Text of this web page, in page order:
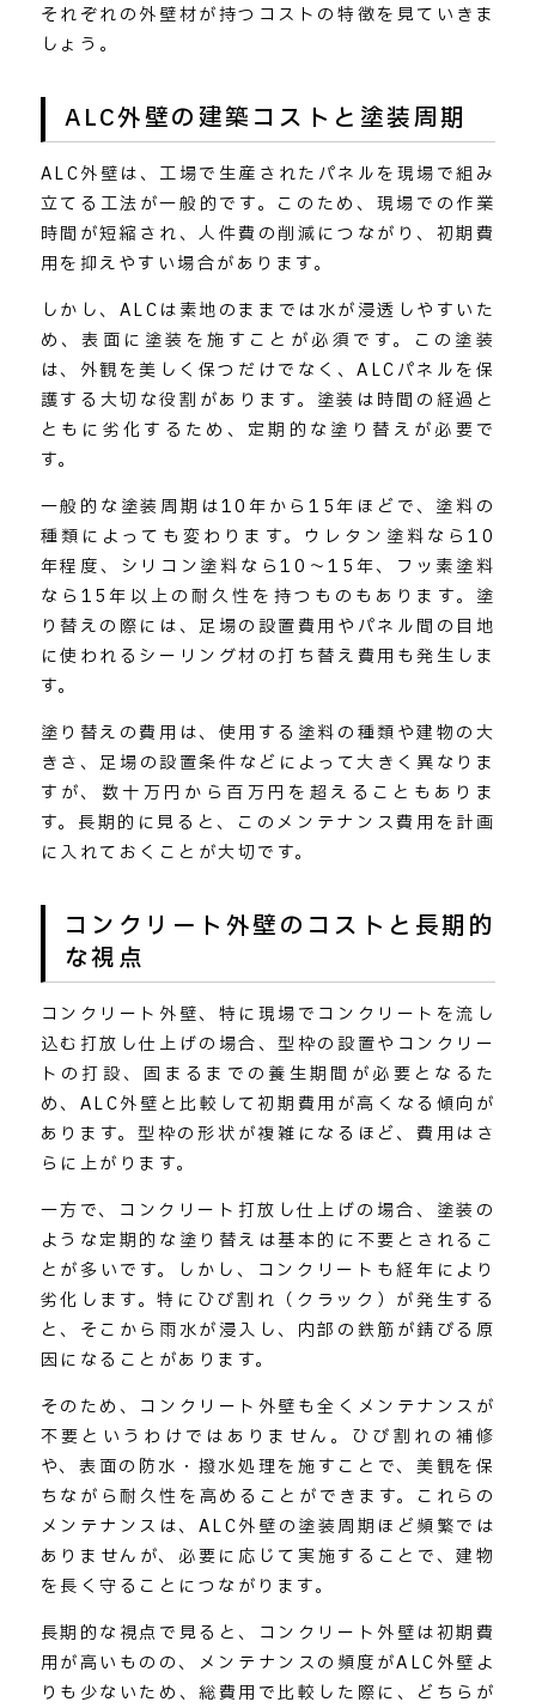
それぞれの外壁材が持つコストの特徴を見ていきま
しょう。
ALC外壁の建築コストと塗装周期
ALC外壁は、工場で生産されたパネルを現場で組み
立てる工法が一般的です。このため、現場での作業
時間が短縮され、人件費の削減につながり、初期費
用を抑えやすい場合があります。
しかし、ALCは素地のままでは水が浸透しやすいた
め、表面に塗装を施すことが必須です。この塗装
は、外観を美しく保つだけでなく、ALCパネルを保
護する大切な役割があります。塗装は時間の経過と
ともに劣化するため、定期的な塗り替えが必要で
す。
一般的な塗装周期は10年から15年ほどで、塗料の
種類によっても変わります。ウレタン塗料なら10
年程度、シリコン塗料なら10〜15年、フッ素塗料
なら15年以上の耐久性を持つものもあります。塗
り替えの際には、足場の設置費用やパネル間の目地
に使われるシーリング材の打ち替え費用も発生しま
す。
塗り替えの費用は、使用する塗料の種類や建物の大
きさ、足場の設置条件などによって大きく異なりま
すが、数十万円から百万円を超えることもありま
す。長期的に見ると、このメンテナンス費用を計画
に入れておくことが大切です。
コンクリート外壁のコストと長期的
な視点
コンクリート外壁、特に現場でコンクリートを流し
込む打放し仕上げの場合、型枠の設置やコンクリー
トの打設、固まるまでの養生期間が必要となるた
め、ALC外壁と比較して初期費用が高くなる傾向が
あります。型枠の形状が複雑になるほど、費用はさ
らに上がります。
一方で、コンクリート打放し仕上げの場合、塗装の
ような定期的な塗り替えは基本的に不要とされるこ
とが多いです。しかし、コンクリートも経年により
劣化します。特にひび割れ（クラック）が発生する
と、そこから雨水が浸入し、内部の鉄筋が錆びる原
因になることがあります。
そのため、コンクリート外壁も全くメンテナンスが
不要というわけではありません。ひび割れの補修
や、表面の防水・撥水処理を施すことで、美観を保
ちながら耐久性を高めることができます。これらの
メンテナンスは、ALC外壁の塗装周期ほど頻繁では
ありませんが、必要に応じて実施することで、建物
を長く守ることにつながります。
長期的な視点で見ると、コンクリート外壁は初期費
用が高いものの、メンテナンスの頻度がALC外壁よ
りも少ないため、総費用で比較した際に、どちらが